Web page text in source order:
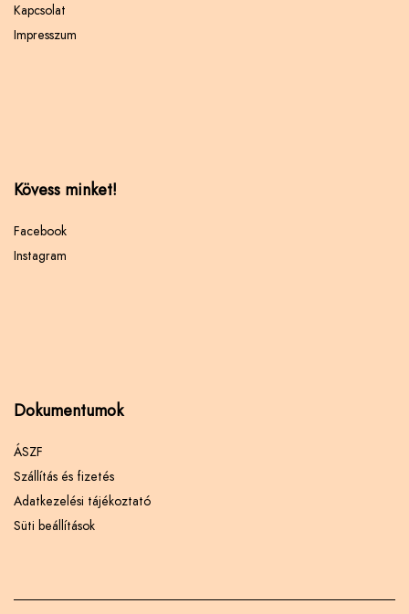
Kapcsolat
Impresszum
Kövess minket!
Facebook
Instagram
Dokumentumok
ÁSZF
Szállítás és fizetés
Adatkezelési tájékoztató
Süti beállítások